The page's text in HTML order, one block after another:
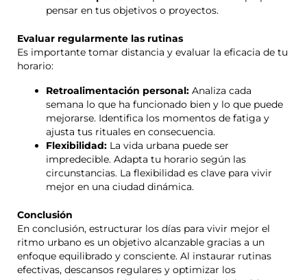
pensar en tus objetivos o proyectos.
Evaluar regularmente las rutinas
Es importante tomar distancia y evaluar la eficacia de tu
horario:
Retroalimentación personal: Analiza cada
semana lo que ha funcionado bien y lo que puede
mejorarse. Identifica los momentos de fatiga y
ajusta tus rituales en consecuencia.
Flexibilidad: La vida urbana puede ser
impredecible. Adapta tu horario según las
circunstancias. La flexibilidad es clave para vivir
mejor en una ciudad dinámica.
Conclusión
En conclusión, estructurar los días para vivir mejor el
ritmo urbano es un objetivo alcanzable gracias a un
enfoque equilibrado y consciente. Al instaurar rutinas
efectivas, descansos regulares y optimizar los